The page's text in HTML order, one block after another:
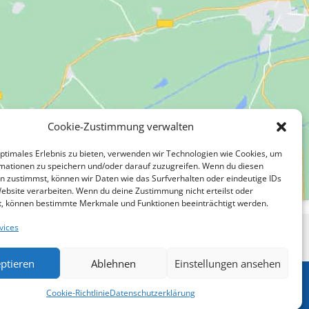
Cookie-Zustimmung verwalten
Erlebnis zu bieten, verwenden wir Technologien wie Cookies, um
zu speichern und/oder darauf zuzugreifen. Wenn du diesen
zustimmst, können wir Daten wie das Surfverhalten oder eindeutige IDs
verarbeiten. Wenn du deine Zustimmung nicht erteilst oder
können bestimmte Merkmale und Funktionen beeinträchtigt werden.
Ablehnen Einstellungen ansehen
Cookie-RichtlinieDatenschutzerklärung
Copyright 2026 Atlas-Tour & Valeria-Reisen